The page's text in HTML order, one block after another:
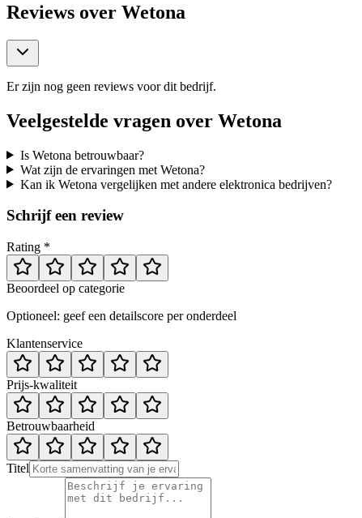
Reviews over Wetona
Er zijn nog geen reviews voor dit bedrijf.
Veelgestelde vragen over Wetona
Is Wetona betrouwbaar?
Wat zijn de ervaringen met Wetona?
Kan ik Wetona vergelijken met andere elektronica bedrijven?
Schrijf een review
Rating *
Beoordeel op categorie
Optioneel: geef een detailscore per onderdeel
Klantenservice
Prijs-kwaliteit
Betrouwbaarheid
Titel